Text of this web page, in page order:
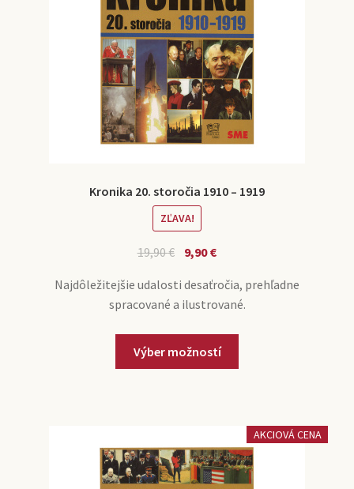
Kronika 20. storočia 1910 – 1919
ZĽAVA!
19,90€ 9,90€
Najdôležitejšie udalosti desaťročia, prehľadne
spracované a ilustrované.
Výber možností
AKCIOVÁ CENA